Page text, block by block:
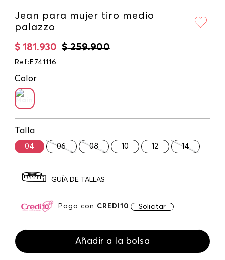
Jean para mujer tiro medio
palazzo
$ 259.900
$ 181 .930
Ref : E741116
Color
Talla
04 06 08 10 12 14
GUÍA DE TALLAS
Paga con CREDI10 Solicitar
Añadir a la bolsa